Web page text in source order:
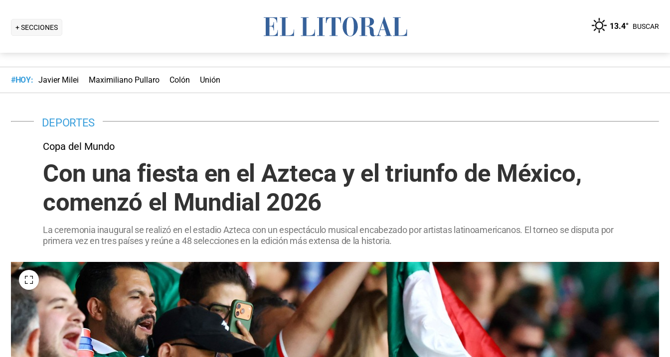
+ SECCIONES 13.4° BUSCAR
#HOY: Javier Milei Maximiliano Pullaro Colón Unión
DEPORTES
Copa del Mundo
Con una fiesta en el Azteca y el triunfo de México,
comenzó el Mundial 2026
La ceremonia inaugural se realizó en el estadio Azteca con un espectáculo musical encabezado por artistas latinoamericanos. El torneo se disputa por
primera vez en tres países y reúne a 48 selecciones en la edición más extensa de la historia.